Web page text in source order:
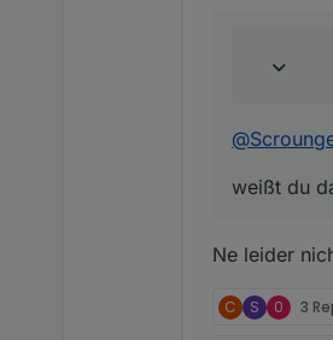
@
weißt du
Ne leider
C S 0 3